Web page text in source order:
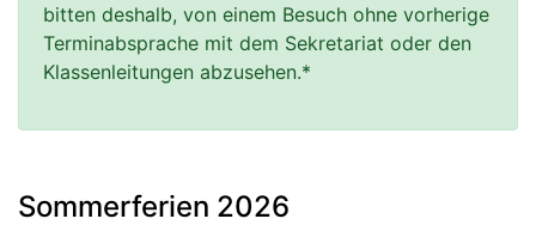
bitten deshalb, von einem Besuch ohne vorherige
Terminabsprache mit dem Sekretariat oder den
Klassenleitungen abzusehen.*
Sommerferien 2026